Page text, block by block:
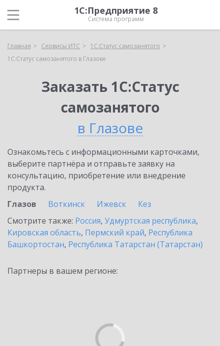
1С:Предприятие 8
Система программ
Главная Сервисы ИТС
1С:Статус самозанятого
1С:Статус самозанятого в Глазове
Заказать 1С:Статус
самозанятого
в Глазове
Ознакомьтесь с информационными карточками,
выберите партнёра и отправьте заявку на
консультацию, приобретение или внедрение
продукта.
Глазов
Воткинск Ижевск
Кез
Смотрите также: Россия, Удмуртская республика,
Кировская область, Пермский край, Республика
Башкортостан, Республика Татарстан (Татарстан)
Партнеры в вашем регионе: